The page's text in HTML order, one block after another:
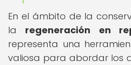
En el ámbito de la
la regeneración en
representa una
valiosa para abordar los